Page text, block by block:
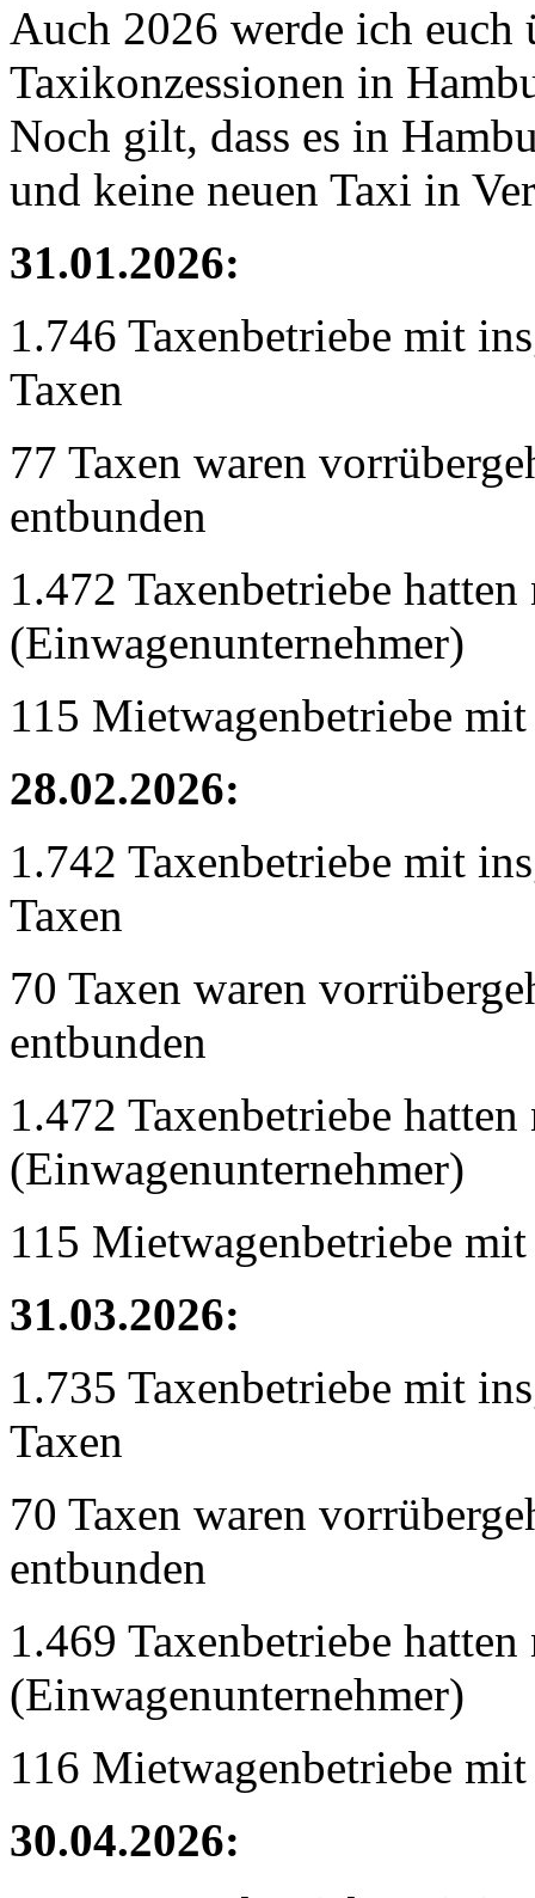
Auch 2026 werde ich
Taxikonzessionen in
Noch gilt, dass es in
und keine neuen Taxi in
31.01.2026:
1.746 Taxenbetriebe mit
Taxen
77 Taxen waren
entbunden
1.472 Taxenbetriebe hatten
(Einwagenunternehmer)
115 Mietwagenbetriebe
28.02.2026:
1.742 Taxenbetriebe mit
Taxen
70 Taxen waren
entbunden
1.472 Taxenbetriebe hatten
(Einwagenunternehmer)
115 Mietwagenbetriebe
31.03.2026:
1.735 Taxenbetriebe mit
Taxen
70 Taxen waren
entbunden
1.469 Taxenbetriebe hatten
(Einwagenunternehmer)
116 Mietwagenbetriebe
30.04.2026: